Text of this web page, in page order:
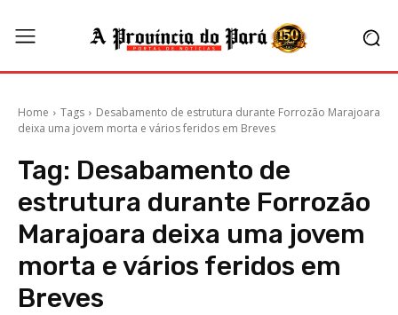
Home Tags
Desabamento de estrutura durante Forrozão Marajoara
deixa uma jovem morta e vários feridos em Breves
Tag: Desabamento de
estrutura durante Forrozão
Marajoara deixa uma jovem
morta e vários feridos em
Breves